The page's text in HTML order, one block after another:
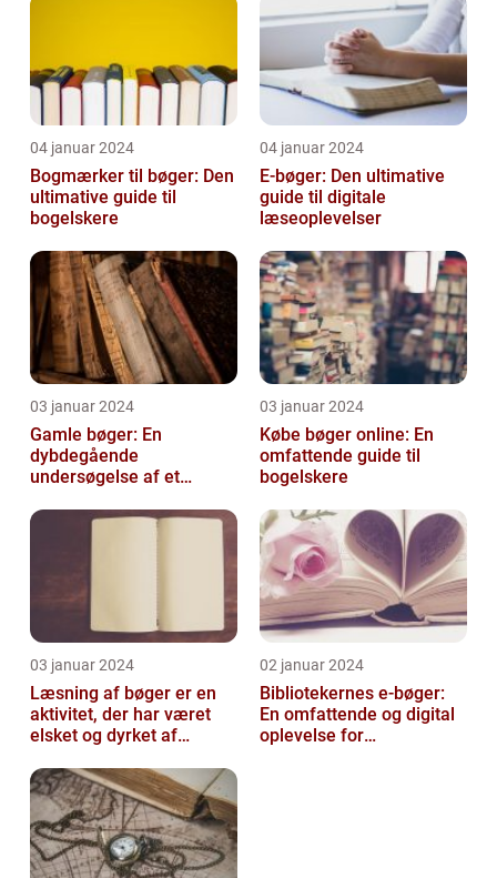
04 januar 2024
Bogmærker til bøger: Den
ultimative guide til
bogelskere
04 januar 2024
E-bøger: Den ultimative
guide til digitale
læseoplevelser
03 januar 2024
Gamle bøger: En
dybdegående
undersøgelse af et
03 januar 2024
Købe bøger online: En
omfattende guide til
bogelskere
03 januar 2024
Læsning af bøger er en
aktivitet, der har været
elsket og dyrket af
02 januar 2024
Bibliotekernes e-bøger:
En omfattende og digital
oplevelse for